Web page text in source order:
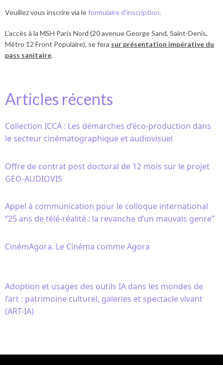
Veuillez vous inscrire via leformulaire d’inscription.
L’accès à la MSH Paris Nord (20 avenue George Sand, Saint-Denis,
Métro 12 Front Populaire), se fera sur présentation impérative du
pass sanitaire.
Articles récents
Collection ICCA : Les démarches d’éco-production dans
le secteur cinématographique et audiovisuel
Offre de contrat post doctoral de 12 mois sur le projet
GEO-AUDIOVIS
Appel à communication pour le colloque international
“25 ans de télé-réalité : la revanche d’un mauvais genre”
CinémAgora. Le Cinéma comme Agora
Adoption et usages des outils IA dans les mondes de
l’art : patrimoine culturel, galeries et spectacle vivant
(ART-IA)